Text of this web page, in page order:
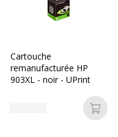
Cartouche
remanufacturée HP
903XL - noir - UPrint